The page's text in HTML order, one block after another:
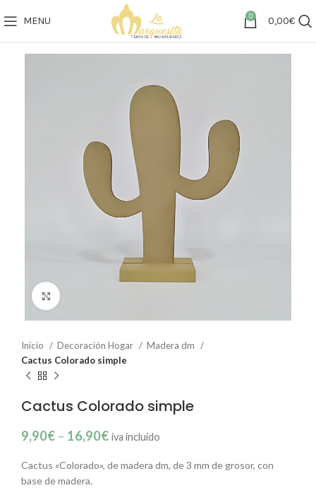
MENU 0 0,00€
Inicio Decoración Hogar
Madera dm
Cactus Colorado simple
Cactus Colorado simple
9,90€ – 16,90€ iva incluido
Cactus «Colorado», de madera dm, de 3 mm de grosor, con
base de madera.